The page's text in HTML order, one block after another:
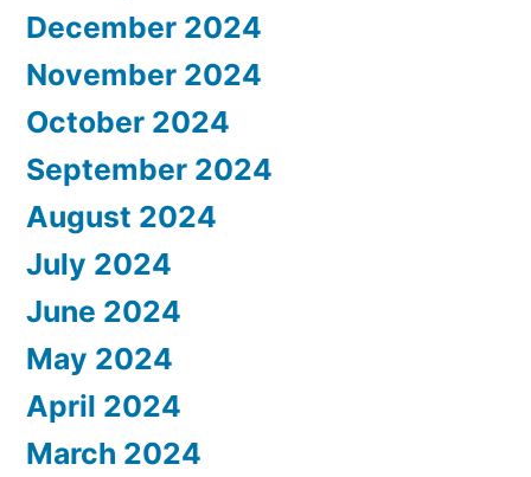
December 2024
November 2024
October 2024
September 2024
August 2024
July 2024
June 2024
May 2024
April 2024
March 2024